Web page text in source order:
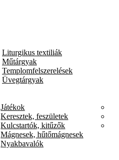
Liturgikus textiliák
Műtárgyak
Templomfelszerelések
Üvegtárgyak
Játékok
Keresztek, feszületek
Kulcstartók, kitűzők
Mágnesek, hűtőmágnesek
Nyakbavalók